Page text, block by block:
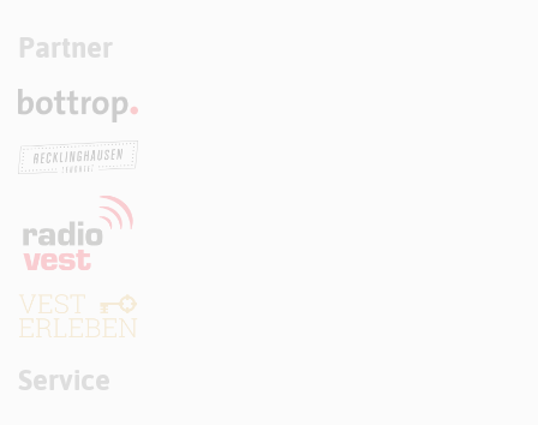
Partner
Service